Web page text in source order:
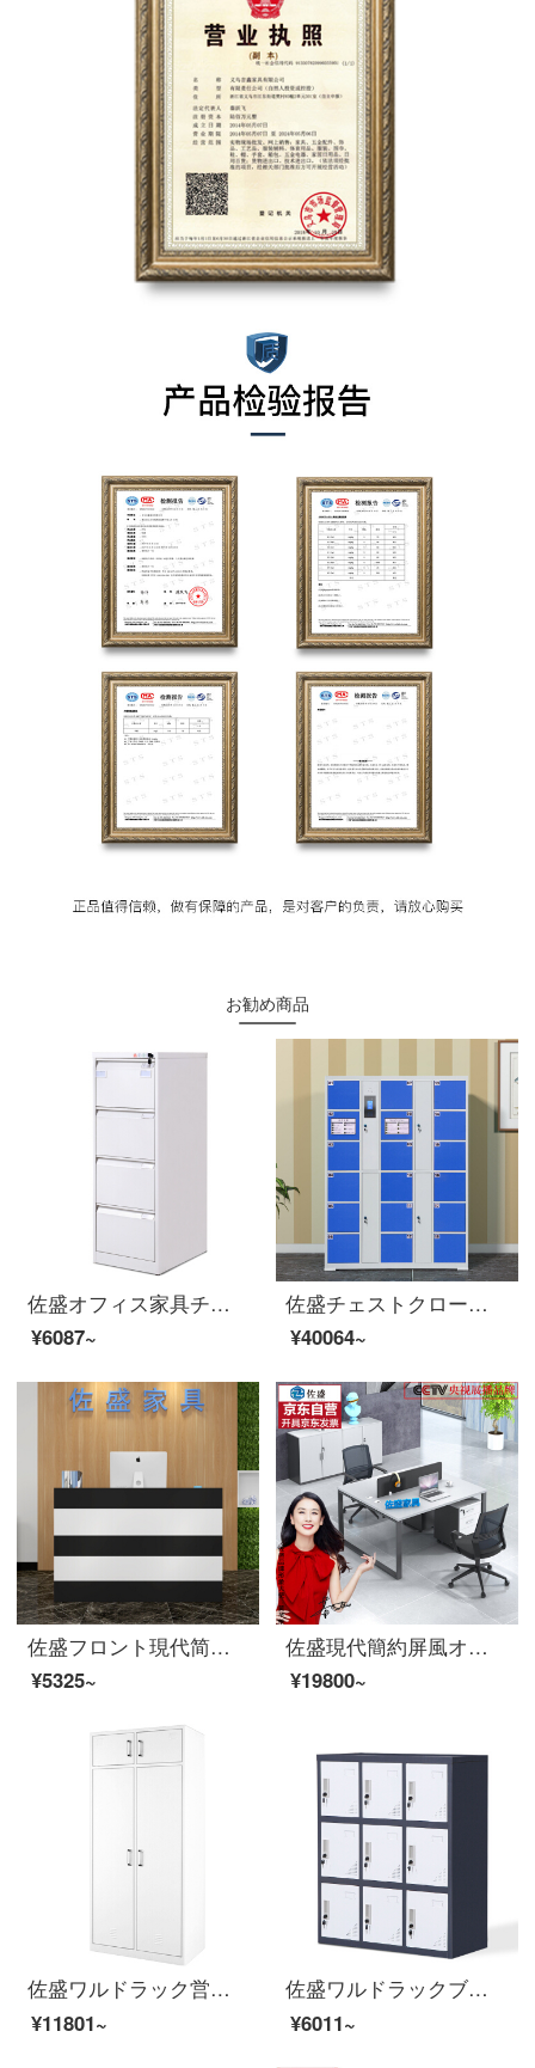
お勧め商品
佐盛オフィス家具チェイトケースA 4掛け資料棚白四斗
¥6087~
佐盛チェストクロークスーパーマーケットのロッカー18ドアの人の顔認識が青いです。
¥40064~
佐盛フロント現代简约カウンターのミニカウンターの服はレジの受付長1.0 m*幅0.38 mです。
¥5325~
佐盛現代簡約屏風オフィスデスクのスタッフテーブルセットのデスク従業員テーブルのスタッフが二人の席を仕切っています。
¥19800~
佐盛ワルドラック営具寮の兵士のクロークアイテム棚鉄皮ロッカー二ドアの更衣室とトップボックスの厚い営具のカスタマイズ金
¥11801~
佐盛ワルドラックブキャビネットロッカー鉄皮茶水箪笥箪笥の下駄箱カバー色九門
¥6011~